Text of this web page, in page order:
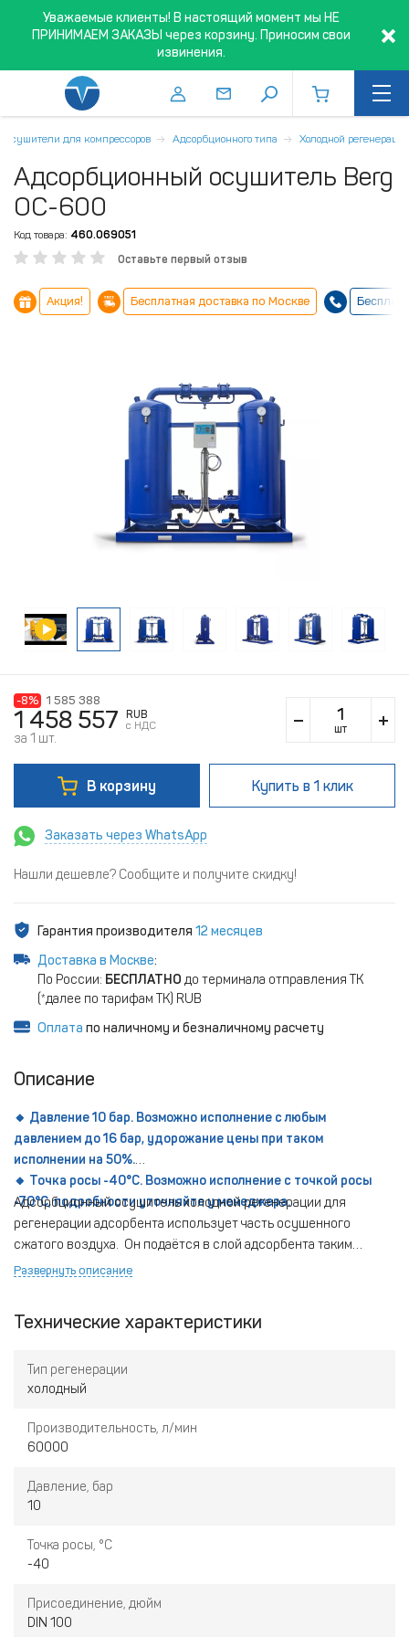
Уважаемые клиенты! В настоящий момент мы НЕ
ПРИНИМАЕМ ЗАКАЗЫ через корзину. Приносим свои
извинения.
Осушители для компрессоров Адсорбционного типа Холодной
Адсорбционный осушитель Berg
ОС-600
Код товара: 460.069051
Оставьте первый отзыв
Акция! Бесплатная доставка по Москве
-8% 1 585 388
1 458 557
RUB
c НДС
за 1 шт.
шт
В корзину Купить в 1 клик
Заказать через WhatsApp
Нашли дешевле? Сообщите и получите скидку!
Гарантия производителя 12 месяцев
Доставка в Москве:
По России: БЕСПЛАТНО до терминала отправления ТК
(*далее по тарифам ТК) RUB
Оплата по наличному и безналичному расчету
Описание
🔸 Давление 10 бар. Возможно исполнение с любым
давлением до 16 бар, удорожание цены при таком
исполнении на 50%.
🔸 Точка росы -40°С. Возможно исполнение с точкой росы
-70°С, подробности уточняйте у менеджера.
Адсорбционный осушитель холодной регенерации для
регенерации адсорбента использует часть осушенного
сжатого воздуха. Он подаётся в слой адсорбента таким
образом, чтобы сухой воздух поглощал накопленную в
используется.
Развернуть описание
Технические характеристики
Тип регенерации
холодный
Производительность, л/мин
60000
Давление, бар
10
Точка росы, °С
-40
Присоединение, дюйм
DIN 100